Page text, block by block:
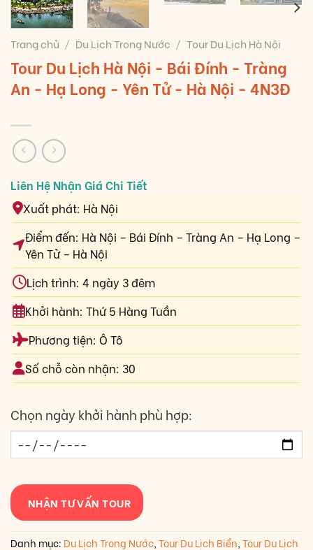
Trang chủ / Du Lịch Trong Nước / Tour Du Lịch Hà Nội
Tour Du Lịch Hà Nội - Bái Đính - Tràng
An - Hạ Long - Yên Tử - Hà Nội - 4N3Đ
Xuất phát: Hà Nội
Điểm đến: Hà Nội – Bái Đính – Tràng An – Hạ Long –
Yên Tử – Hà Nội
Lịch trình: 4 ngày 3 đêm
Khởi hành: Thứ 5 Hàng Tuần
Phương tiện: Ô Tô
Số chỗ còn nhận: 30
Chọn ngày khởi hành phù hợp:
NHẬN TƯ VẤN TOUR
Danh mục: Du Lịch Trong Nước Tour Du Lịch Biển Tour Du Lịch